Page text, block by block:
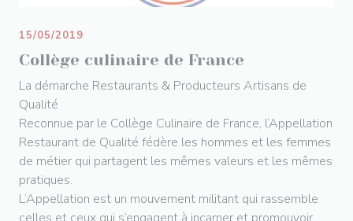
Collège culinaire de France
15/05/2019
La démarche Restaurants & Producteurs Artisans de
Qualité
Reconnue par le Collège Culinaire de France, l’Appellation
Restaurant de Qualité fédère les hommes et les femmes
de métier qui partagent les mêmes valeurs et les mêmes
pratiques.
L’Appellation est un mouvement militant qui rassemble
celles et ceux qui s’engagent à incarner et promouvoir